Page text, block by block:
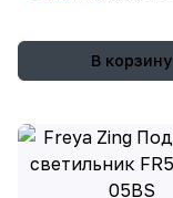
В корзину